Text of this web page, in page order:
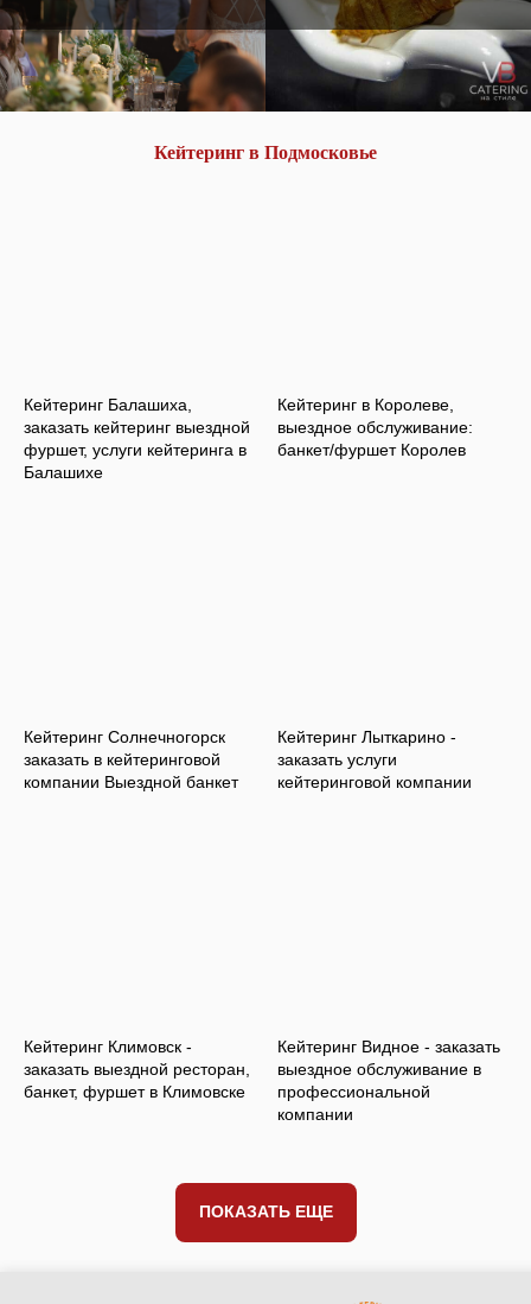
Кейтеринг в Подмосковье
Кейтеринг Балашиха,
заказать кейтеринг выездной
фуршет, услуги кейтеринга в
Балашихе
Кейтеринг в Королеве,
выездное обслуживание:
банкет/фуршет Королев
Кейтеринг Солнечногорск
заказать в кейтеринговой
компании Выездной банкет
Кейтеринг Лыткарино -
заказать услуги
кейтеринговой компании
Кейтеринг Климовск -
заказать выездной ресторан,
банкет, фуршет в Климовске
Кейтеринг Видное - заказать
выездное обслуживание в
профессиональной
компании
ПОКАЗАТЬ ЕЩЕ